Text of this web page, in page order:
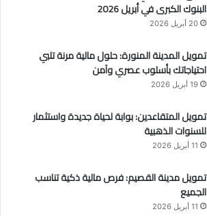
البنوك الكبرى في أبريل 2026
20 أبريل 2026
تمويل المدينة المنورة: حلول مالية مرنة تلبي
احتياجاتك بأسلوب عصري وآمن
19 أبريل 2026
تمويل المتقاعدين: بوابة لحياة جديدة واستثمار
للسنوات الذهبية
11 أبريل 2026
تمويل مدينة القصيم: فرص مالية ذكية تناسب
الجميع
11 أبريل 2026